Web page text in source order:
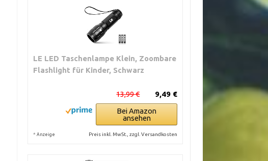
LE LED Taschenlampe Klein, Zoombare
Flashlight für Kinder, Schwarz
9,49 €
13,99 €
Bei Amazon
ansehen
* Anzeige Preis inkl. MwSt., zzgl. Versandkosten